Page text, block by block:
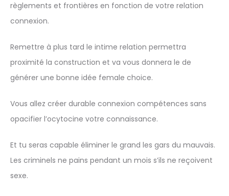
règlements et frontières en fonction de votre relation
connexion.
Remettre à plus tard le intime relation permettra
proximité la construction et va vous donnera le de
générer une bonne idée female choice.
Vous allez créer durable connexion compétences sans
opacifier l’ocytocine votre connaissance.
Et tu seras capable éliminer le grand les gars du mauvais.
Les criminels ne pains pendant un mois s’ils ne reçoivent
sexe.